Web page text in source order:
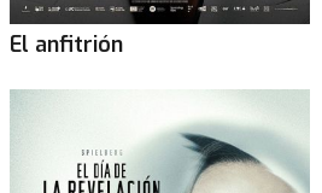
El anfitrión